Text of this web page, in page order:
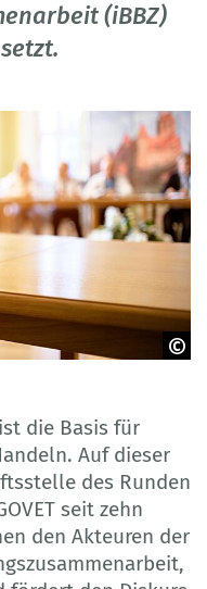
(iBBZ)
die Basis für
Auf dieser
des Runden
seit zehn
den Akteuren der